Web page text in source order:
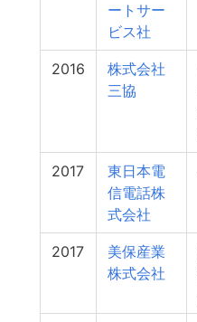
ートサー
ビス社
2016
株式会社
三協
2017
東日本電
信電話株
式会社
2017
美保産業
株式会社